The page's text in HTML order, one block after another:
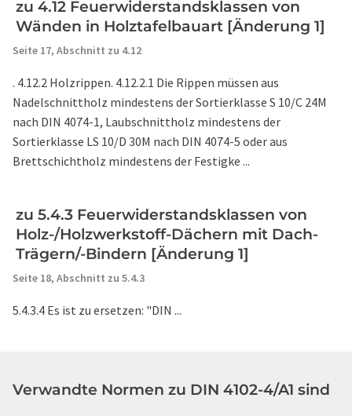
zu 4.12 Feuerwiderstandsklassen von
Wänden in Holztafelbauart [Änderung 1]
Seite 17, Abschnitt zu 4.12
. 4.12.2 Holzrippen. 4.12.2.1 Die Rippen müssen aus
Nadelschnittholz mindestens der Sortierklasse S 10/C 24M
nach DIN 4074-1, Laubschnittholz mindestens der
Sortierklasse LS 10/D 30M nach DIN 4074-5 oder aus
Brettschichtholz mindestens der Festigke ...
zu 5.4.3 Feuerwiderstandsklassen von
Holz-/Holzwerkstoff-Dächern mit Dach-
Trägern/-Bindern [Änderung 1]
Seite 18, Abschnitt zu 5.4.3
5.4.3.4 Es ist zu ersetzen: "DIN ...
Verwandte Normen zu DIN 4102-4/A1 sind